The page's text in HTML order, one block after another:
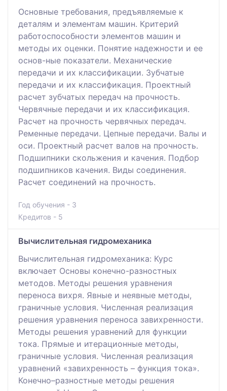
Основные требования, предъявляемые к
деталям и элементам машин. Критерий
работоспособности элементов машин и
методы их оценки. Понятие надежности и ее
основ-ные показатели. Механические
передачи и их классификации. Зубчатые
передачи и их классификация. Проектный
расчет зубчатых передач на прочность.
Червячные передачи и их классификация.
Расчет на прочность червячных передач.
Ременные передачи. Цепные передачи. Валы и
оси. Проектный расчет валов на прочность.
Подшипники скольжения и качения. Подбор
подшипников качения. Виды соединения.
Расчет соединений на прочность.
Год обучения - 3
Кредитов - 5
Вычислительная гидромеханика
Вычислительная гидромеханика: Курс
включает Основы конечно-разностных
методов. Методы решения уравнения
переноса вихря. Явные и неявные методы,
граничные условия. Численная реализация
решения уравнения переноса завихренности.
Методы решения уравнений для функции
тока. Прямые и итерационные методы,
граничные условия. Численная реализация
уравнений «завихренность – функция тока».
Конечно–разностные методы решения